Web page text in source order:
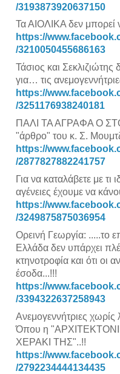
/3193873920637150
Τα ΑΙΟΛΙΚΑ δεν μπορεί
https://
/3210050455686163
Τάσιος και
για… τις
https://
/3251176938240181
ΠΑΛΙ ΤΑ ΑΓΡΑΦΑ Ο
"άρθρο" του κ. Σ.
https://
/2877827882241757
Για να καταλάβετε με τι
αγένειες έχουμε να
https://
/3249875875036954
Ορεινή Γεωργία: .....το
Ελλάδα δεν υπάρχει
κτηνοτροφία και ότι οι
έσοδα...!!!
https://
/3394322637258943
Ανεμογεννήτριες χωρίς
Όπου η
ΧΕΡΑΚΙ ΤΗΣ"..!!
https://
/2792234444134435